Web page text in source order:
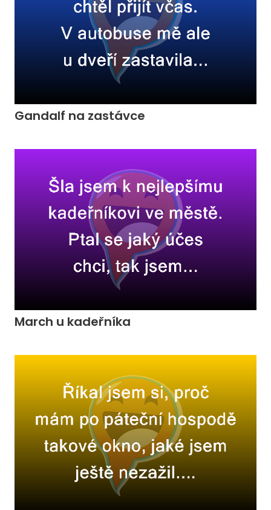
Gandalf na zastávce
March u kadeřníka